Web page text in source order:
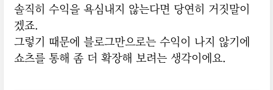
솔직히 수익을 욕심내지 않는다면 당연히 거짓말이
겠죠.
그렇기 때문에 블로그만으로는 수익이 나지 않기에
쇼츠를 통해 좀 더 확장해 보려는 생각이에요.